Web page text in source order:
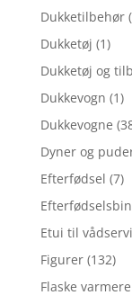
Dukketilbehør
Dukketøj (1)
Dukketøj og
Dukkevogn (1)
Dukkevogne
Dyner og
Efterfødsel (7)
Etui til
Figurer (132)
Flaske varmere